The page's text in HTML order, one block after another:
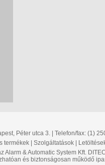
Péter utca 3. | Telefon/fax: (1)
termékek Szolgáltatások
Alarm & Automatic System Kft.
és biztonságosan működő